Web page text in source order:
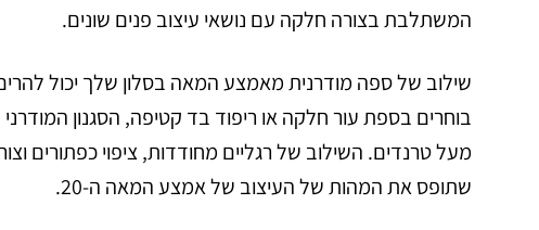
המשתלבת בצורה חלקה עם נושאי עיצוב פנים שונים.
שילוב של ספה מודרנית מאמצע המאה בסלון שלך יכול
בוחרים בספת עור חלקה או ריפוד בד קטיפה, הסגנון
מעל טרנדים. השילוב של רגליים מחודדות, ציפוי כפתורים
שתופס את המהות של העיצוב של אמצע המאה ה-20.